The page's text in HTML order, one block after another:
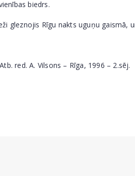
biedrs.
gleznojis Rīgu nakts uguņu
red. A. Vilsons – Rīga, 1996 – 2.sēj.